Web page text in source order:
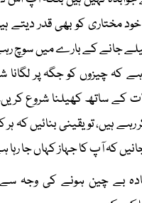
مختاری کو بھی قدر دیتے
جانے کے بارے میں سوچ رہے
کہ چیزوں کو جگہ پر لگانا
کے ساتھ کھیلنا شروع
ہیں، تو یقینی بنائیں کہ
کہ آپ کا جہاز کہاں جا رہا
بے چین ہونے کی وجہ